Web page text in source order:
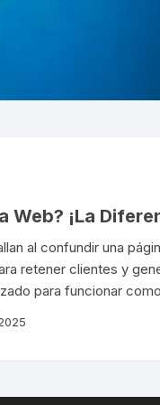
Web? ¡La
al confundir una
retener clientes y
para funcionar